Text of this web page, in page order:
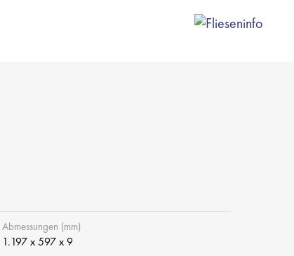
Abmessungen (mm)
1.197 x 597 x 9